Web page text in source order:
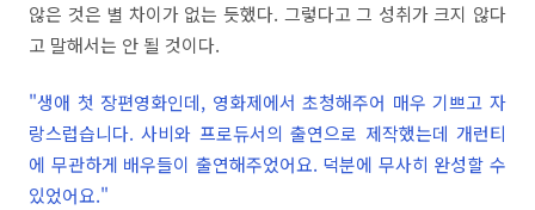
않은 것은 별 차이가 없는 듯했다. 그렇다고 그 성취가 크지 않다
고 말해서는 안 될 것이다.
"생애 첫 장편영화인데, 영화제에서 초청해주어 매우 기쁘고 자
랑스럽습니다. 사비와 프로듀서의 출연으로 제작했는데 개런티
에 무관하게 배우들이 출연해주었어요. 덕분에 무사히 완성할 수
있었어요."